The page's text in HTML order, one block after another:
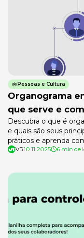
Pessoas e Cultura
Organograma
que serve e
Descubra o que é
e quais são seus
práticos e aprenda
VR10.11.2025 6 min de